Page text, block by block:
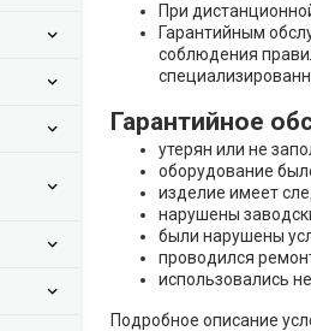
При
Гарантийным
соблюдения
Гарантийное
утерян или не
оборудование
изделие имеет
нарушены
были нарушены
проводился
использовались
Подробное описание